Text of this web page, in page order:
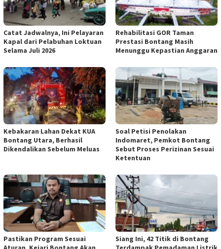
Catat Jadwalnya, Ini Pelayaran
Kapal dari Pelabuhan Loktuan
Selama Juli 2026
Rehabilitasi GOR Taman
Prestasi Bontang Masih
Menunggu Kepastian Anggaran
Kebakaran Lahan Dekat KUA
Bontang Utara, Berhasil
Dikendalikan Sebelum Meluas
Soal Petisi Penolakan
Indomaret, Pemkot Bontang
Sebut Proses Perizinan Sesuai
Ketentuan
Pastikan Program Sesuai
Siang Ini, 42 Titik di Bontang